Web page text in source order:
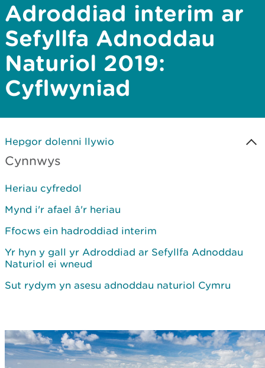
Adroddiad interim ar
Sefyllfa Adnoddau
Naturiol 2019:
Cyflwyniad
Hepgor dolenni llywio
Cynnwys
Heriau cyfredol
Mynd i'r afael â'r heriau
Ffocws ein hadroddiad interim
Yr hyn y gall yr Adroddiad ar Sefyllfa Adnoddau
Naturiol ei wneud
Sut rydym yn asesu adnoddau naturiol Cymru